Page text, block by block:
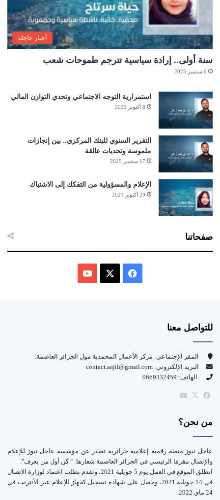
أخبار عاجلة
سنة أولى.. إرادة سياسية تترجم طموحات شعب
6 سبتمبر 2025
استمرارية التوجه الاجتماعي وتحدي التوازن المالي
8 أكتوبر 2025
التقرير السنوي للبنك المركزي.. بين إنجازات
ملموسة وتحديات عالقة
17 سبتمبر 2025
الإعلام والمسؤولية من التفكك إلى الاشتباك
29 أكتوبر 2021
صفحاتنا
و
ك
للتواصل معنا
المقر الإجتماعي: مركز الأعمال المحمدية مول الجزائر العاصمة.
البريد الإلكتروني: contact.aajil@gmail.com
الهاتف: 0669332459
فيسبوك
‫X
من نحن؟
عاجل نيوز منصة رقمية إعلامية جزائرية تصدر عن مؤسسة عاجل نيوز للإعلام
والإتصال مقرها الرئيسي في الجزائر العاصمة شعارها: " كن أول من يعرف".
انطلق الموقع في العمل يوم 5 جويلية 2021، وتقدم بطلب اعتماد لوزارة الاتصال
في 14 جويلية 2021، وحصل على شهادة تسجيل كجهاز للإعلام عبر الأنترنت في
24 ماي 2022.